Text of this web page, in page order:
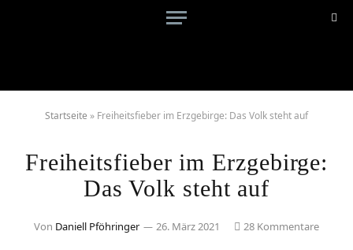
Startseite » Freiheitsfieber im Erzgebirge: Das Volk steht auf
Freiheitsfieber im Erzgebirge:
Das Volk steht auf
Von Daniell Pföhringer 26. März 2021 28 Kommentare